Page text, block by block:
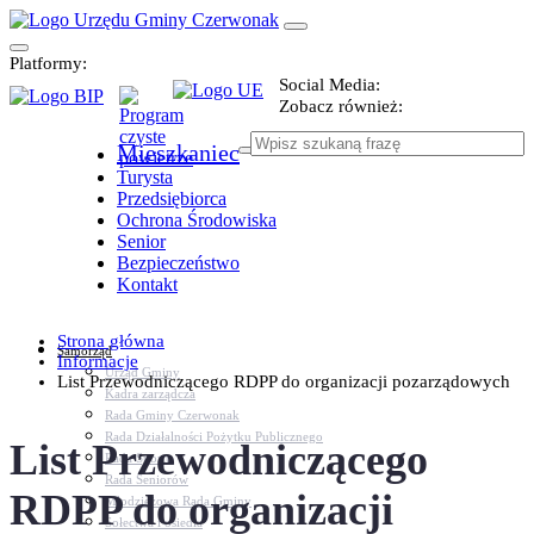
Platformy:
Social Media:
Zobacz również:
Mieszkaniec
Turysta
Przedsiębiorca
Ochrona Środowiska
Senior
Bezpieczeństwo
Kontakt
Samorząd
Urząd Gminy
Kadra zarządcza
Rada Gminy Czerwonak
Rada Działalności Pożytku Publicznego
Rada Sportu
Rada Seniorów
Młodzieżowa Rada Gminy
Sołectwa i osiedla
Strona główna
Informacje
List Przewodniczącego RDPP do organizacji pozarządowych
List Przewodniczącego
RDPP do organizacji